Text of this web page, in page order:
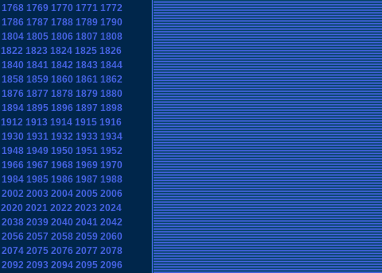
1768 1769 1770 1771 1772
1786 1787 1788 1789 1790
1804 1805 1806 1807 1808
1822 1823 1824 1825 1826
1840 1841 1842 1843 1844
1858 1859 1860 1861 1862
1876 1877 1878 1879 1880
1894 1895 1896 1897 1898
1912 1913 1914 1915 1916
1930 1931 1932 1933 1934
1948 1949 1950 1951 1952
1966 1967 1968 1969 1970
1984 1985 1986 1987 1988
2002 2003 2004 2005 2006
2020 2021 2022 2023 2024
2038 2039 2040 2041 2042
2056 2057 2058 2059 2060
2074 2075 2076 2077 2078
2092 2093 2094 2095 2096